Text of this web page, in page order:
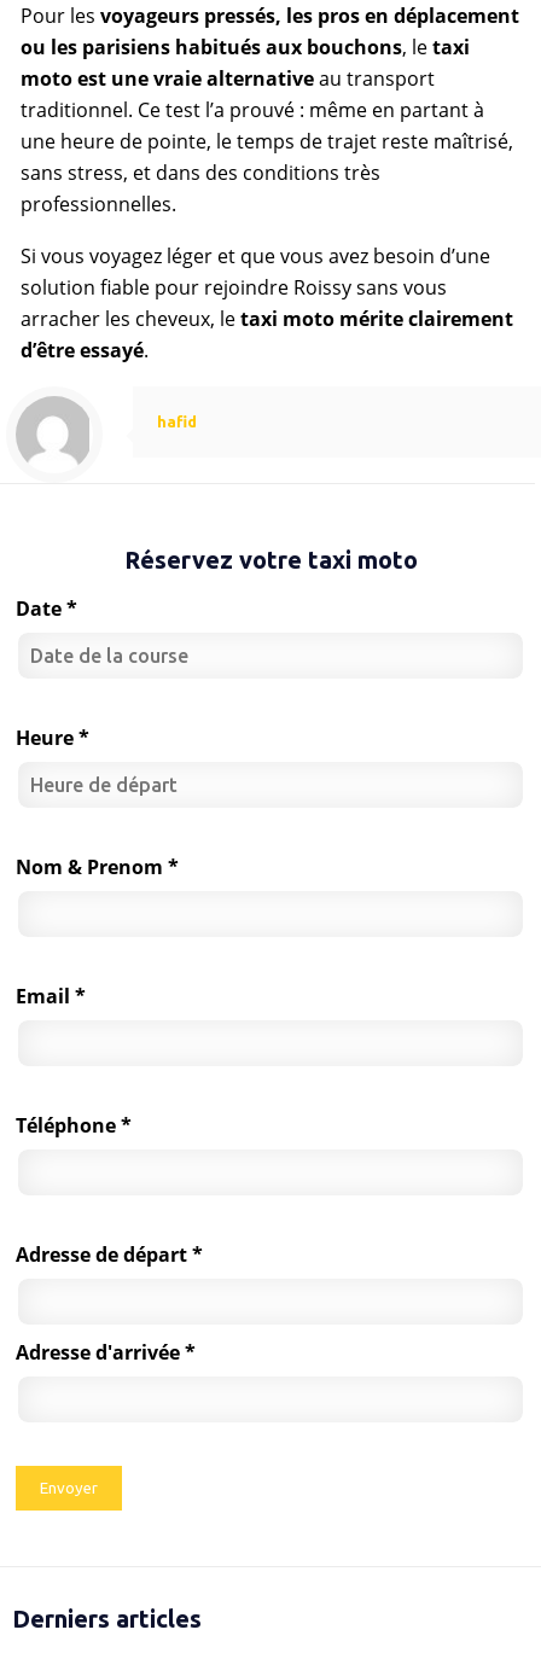
Pour lesvoyageurs pressés, les pros en déplacement
ou les parisiens habitués aux bouchons, letaxi
moto est une vraie alternativeau transport
traditionnel. Ce test l’a prouvé : même en partant à
une heure de pointe, le temps de trajet reste maîtrisé,
sans stress, et dans des conditions très
professionnelles.
Si vous voyagez léger et que vous avez besoin d’une
solution fiable pour rejoindre Roissy sans vous
arracher les cheveux, letaxi moto mérite clairement
d’être essayé.
hafid
Réservez votre taxi moto
Date *
Heure *
Nom & Prenom *
Email *
Téléphone *
Adresse de départ *
Adresse d'arrivée *
Derniers articles